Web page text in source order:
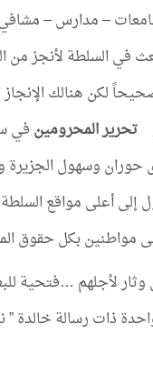
جامعات – مدارس –
في السلطة لأنجز من
لكن هنالك
تحرير المحرومينفي
حوران وسهول
إلى أعلى مواقع
مواطنين بكل حقوق
وثار لأجلهم …فتحية
ذات رسالة خالدة ”